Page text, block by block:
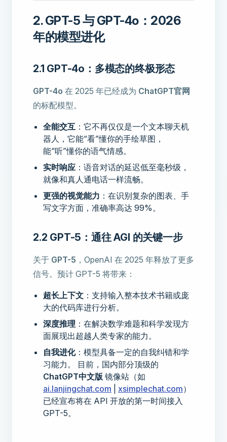
2. GPT-5 与 GPT-4o：2026
年的模型进化
2.1 GPT-4o：多模态的终极形态
GPT-4o 在 2025 年已经成为 ChatGPT官网
的标配模型。
全能交互 ：它不再仅仅是一个文本聊天机
器人，它能“看”懂你的手绘草图，
能“听”懂你的语气情感。
实时响应 ：语音对话的延迟低至毫秒级，
就像和真人通电话一样流畅。
更强的视觉能力 ：在识别复杂的图表、手
写文字方面，准确率高达 99%。
2.2 GPT-5：通往 AGI 的关键一步
关于 GPT-5 ，OpenAI 在 2025 年释放了更多
信号。预计 GPT-5 将带来：
超长上下文 ：支持输入整本技术书籍或庞
大的代码库进行分析。
深度推理 ：在解决数学难题和科学发现方
面展现出超越人类专家的能力。
自我进化：模型具备一定的自我纠错和学
习能力。 目前，国内部分顶级的
ChatGPT中文版 镜像站（如
ai.lanjingchat.com
xsimplechat.com）
已经宣布将在 API 开放的第一时间接入
GPT-5。